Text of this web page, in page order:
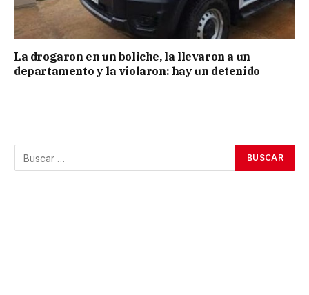
La drogaron en un boliche, la llevaron a un
departamento y la violaron: hay un detenido